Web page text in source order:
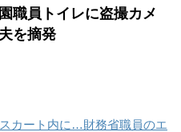
職員トイレに盗撮カメ
を摘発
カート内に…財務省職員のエ